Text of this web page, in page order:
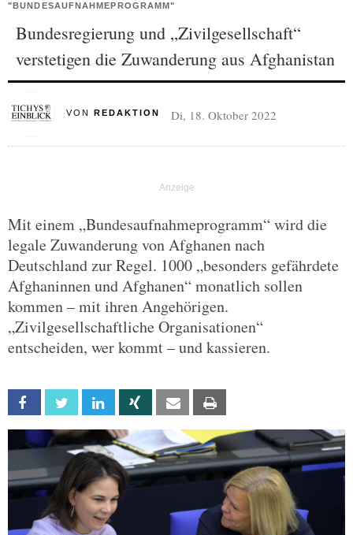
"BUNDESAUFNAHMEPROGRAMM"
Bundesregierung und „Zivilgesellschaft“
verstetigen die Zuwanderung aus Afghanistan
VON REDAKTION Di, 18. Oktober 2022
Mit einem „Bundesaufnahmeprogramm“ wird die
legale Zuwanderung von Afghanen nach
Deutschland zur Regel. 1000 „besonders gefährdete
Afghaninnen und Afghanen“ monatlich sollen
kommen – mit ihren Angehörigen.
„Zivilgesellschaftliche Organisationen“
entscheiden, wer kommt – und kassieren.
Facebook Twitter Linkedin Xing Email